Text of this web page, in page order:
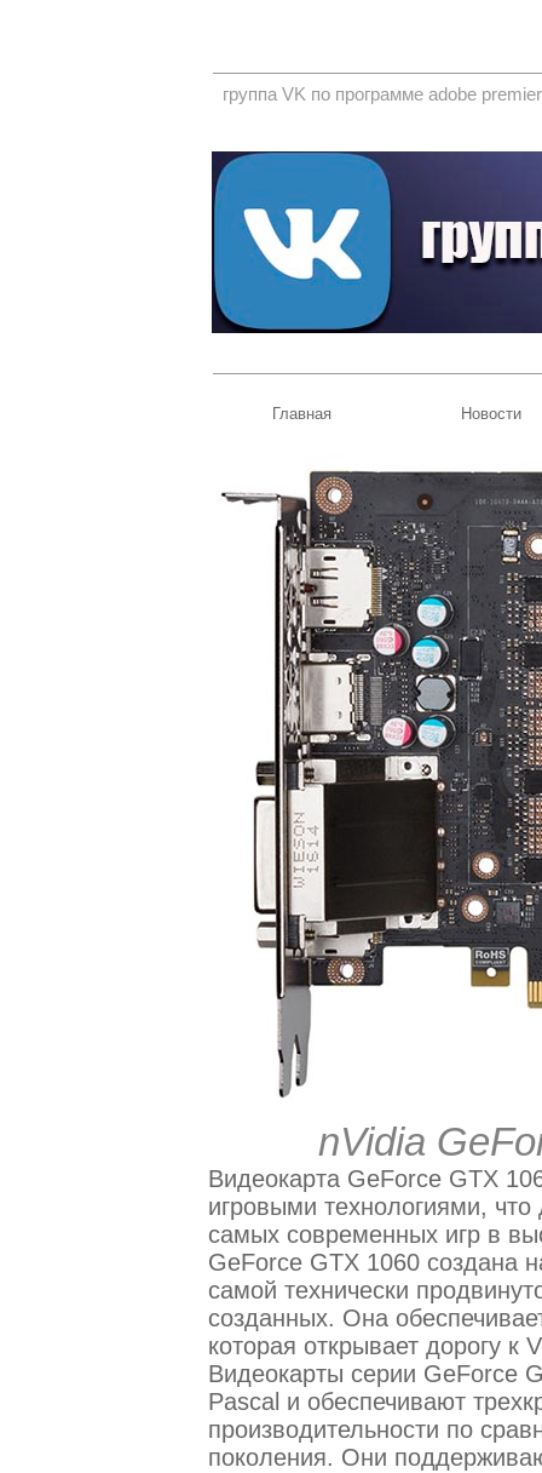
группа VK по программе adobe
Главная Новости
nVidia
Видеокарта GeForce GTX
игровыми технологиями,
самых современных игр в
GeForce GTX 1060 создана
самой технически
созданных. Она
которая открывает дорогу к
Видеокарты серии GeForce
Pascal и обеспечивают
производительности по
поколения. Они